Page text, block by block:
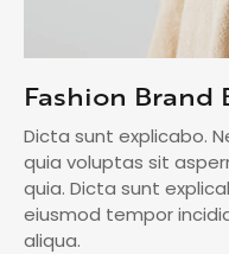
Fashion Brand
Dicta sunt explicabo.
quia voluptas sit
quia. Dicta sunt
eiusmod tempor
aliqua.